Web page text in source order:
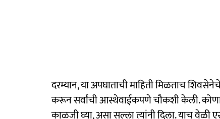
दरम्यान, या अपघाताची माहिती मिळताच
करून सर्वांची आस्थेवाईकपणे चौकशी केली.
काळजी घ्या, असा सल्ला त्यांनी दिला. याच